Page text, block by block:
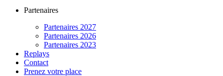
Partenaires
Partenaires 2027
Partenaires 2026
Partenaires 2023
Replays
Contact
Prenez votre place